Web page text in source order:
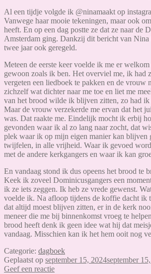
Al een tijdje volgde ik @ninamaakt op
Vanwege haar mooie tekeningen, maar ook
heeft. En op een dag postte ze dat ze naar de
Amsterdam ging. Dankzij dit bericht van Nina
twee jaar ook geregeld.
Meteen de eerste keer voelde ik me er welkom
gewoon zoals ik ben. Het overviel me, ik had
vergeten een liedboek te pakken en de vrouw
zichzelf wat dichter naar me toe en liet me
van het brood wilde ik blijven zitten, zo had ik
Maar de vrouw verzekerde me ervan dat het
was. Dat raakte me. Eindelijk mocht ik erbij
gevonden waar ik al zo lang naar zocht, dat
plek waar ik op mijn eigen manier kan blijven
twijfelen, in alle vrijheid. Waar ik gevoed
met de andere kerkgangers en waar ik kan
En vandaag stond ik dus opeens het brood te
Keek ik zoveel Dominicusgangers een
ik ze iets zeggen. Ik heb ze vrede gewenst.
voelde ik. Na afloop tijdens de koffie dacht ik
dat altijd moest blijven zitten, er in de kerk
meneer die me bij binnenkomst vroeg te
brood heeft denk ik geen idee wat hij dat
vandaag. Misschien kan ik het hem ooit nog
Categorie: dagboek
Geplaatst op september 15, 2024september
Geef een reactie